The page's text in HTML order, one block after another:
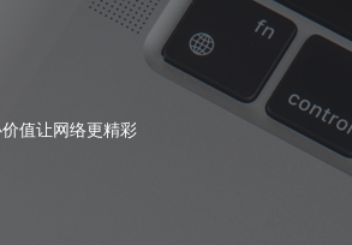
从头做起，之前的全部工作量我们愿意
值让网络更精彩